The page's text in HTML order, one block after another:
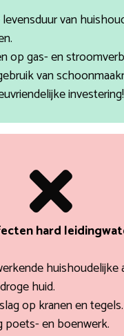
van
op gas- en
van
investering!
hard
huishoudelijke
huid.
op kranen en tegels.
poets- en boenwerk.